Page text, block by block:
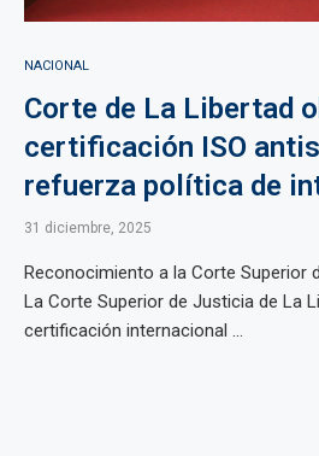
NACIONAL
Corte de La Libertad
certificación ISO
refuerza política de
31 diciembre, 2025
Reconocimiento a la Corte Superior
La Corte Superior de Justicia de La
certificación internacional ...